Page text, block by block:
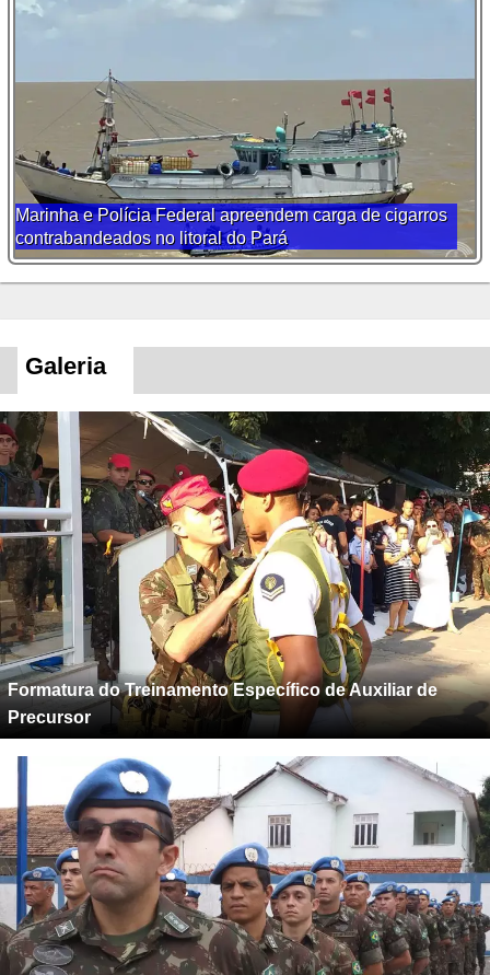
Marinha e Polícia Federal apreendem carga de cigarros
contrabandeados no litoral do Pará
Galeria
Formatura do Treinamento Específico de Auxiliar de
Precursor